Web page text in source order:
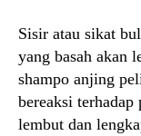
Sisir atau sikat
yang basah akan
shampo anjing
bereaksi
lembut dan